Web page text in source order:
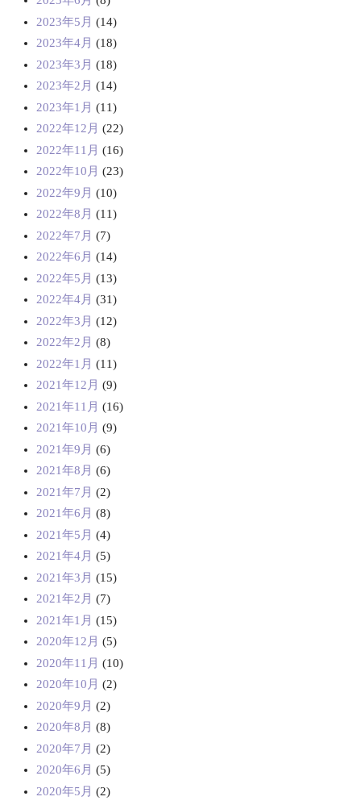
2023年5月 (14)
2023年4月 (18)
2023年3月 (18)
2023年2月 (14)
2023年1月 (11)
2022年12月 (22)
2022年11月 (16)
2022年10月 (23)
2022年9月 (10)
2022年8月 (11)
2022年7月 (7)
2022年6月 (14)
2022年5月 (13)
2022年4月 (31)
2022年3月 (12)
2022年2月 (8)
2022年1月 (11)
2021年12月 (9)
2021年11月 (16)
2021年10月 (9)
2021年9月 (6)
2021年8月 (6)
2021年7月 (2)
2021年6月 (8)
2021年5月 (4)
2021年4月 (5)
2021年3月 (15)
2021年2月 (7)
2021年1月 (15)
2020年12月 (5)
2020年11月 (10)
2020年10月 (2)
2020年9月 (2)
2020年8月 (8)
2020年7月 (2)
2020年6月 (5)
2020年5月 (2)